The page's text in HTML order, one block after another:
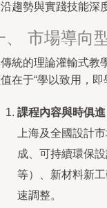
趨勢與實踐技能深
、 市場導向
統的理論灌輸式教
在于“學以致用，即
課程內容與時俱進
上海及全國設計
成、可持續環保
等）、新材料新
速調整。